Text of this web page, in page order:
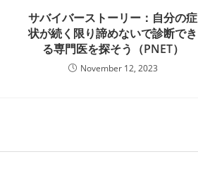
サバイバーストーリー：自分の症
状が続く限り諦めないで診断でき
る専門医を探そう（PNET）
November 12, 2023